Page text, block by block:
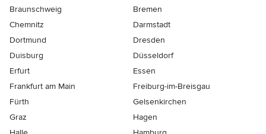
Braunschweig
Bremen
Chemnitz
Darmstadt
Dortmund
Dresden
Duisburg
Düsseldorf
Erfurt
Essen
Frankfurt am Main
Freiburg-im-Breisgau
Fürth
Gelsenkirchen
Graz
Hagen